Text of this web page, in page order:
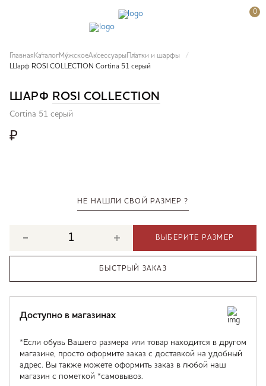
0
Главная КаталогМужскоеАксессуары Платки и шарфы
Шарф ROSI COLLECTION Cortina 51 серый
ШАРФ ROSI COLLECTION
Cortina 51 серый
₽
НЕ НАШЛИ СВОЙ РАЗМЕР ?
ВЫБЕРИТЕ РАЗМЕР
БЫСТРЫЙ ЗАКАЗ
Доступно в магазинах
*Если обувь Вашего размера или товар находится в другом
магазине, просто оформите заказ с доставкой на удобный
адрес. Вы также можете оформить заказ в любой наш
магазин с пометкой *самовывоз.